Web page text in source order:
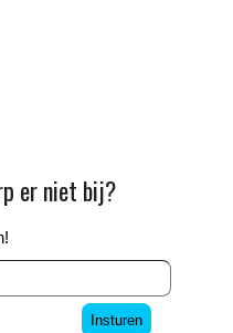
er niet bij?
Insturen